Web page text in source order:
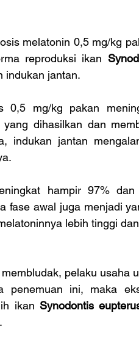
melatonin 0,5 mg/kg
reproduksi ikan
indukan jantan.
0,5 mg/kg pakan
dihasilkan dan
indukan jantan
hampir 97%
fase awal juga menjadi
lebih tinggi
pelaku usaha
penemuan ini, maka
ikan Synodontis